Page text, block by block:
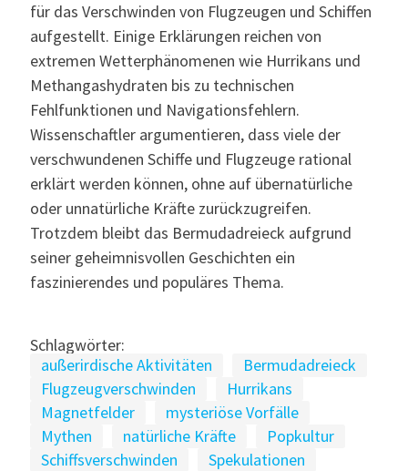
für das Verschwinden von Flugzeugen und Schiffen
aufgestellt. Einige Erklärungen reichen von
extremen Wetterphänomenen wie Hurrikans und
Methangashydraten bis zu technischen
Fehlfunktionen und Navigationsfehlern.
Wissenschaftler argumentieren, dass viele der
verschwundenen Schiffe und Flugzeuge rational
erklärt werden können, ohne auf übernatürliche
oder unnatürliche Kräfte zurückzugreifen.
Trotzdem bleibt das Bermudadreieck aufgrund
seiner geheimnisvollen Geschichten ein
faszinierendes und populäres Thema.
Schlagwörter:
außerirdische Aktivitäten
Bermudadreieck
Flugzeugverschwinden
Hurrikans
Magnetfelder
mysteriöse Vorfälle
Mythen
natürliche Kräfte
Popkultur
Schiffsverschwinden
Spekulationen